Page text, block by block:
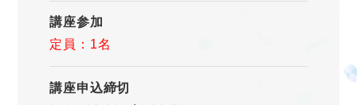
講座参加
定員：1名
講座申込締切